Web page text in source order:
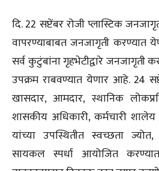
दि. 22 सप्टेंबर रोजी प्लास्टिक
वापरण्याबाबत जनजागृती करण्यात
सर्व कुटुंबांना गृहभेटीद्वारे
उपक्रम राबवण्यात येणार आहे. 24
खासदार, आमदार, स्थानिक
शासकीय अधिकारी, कर्मचारी शालेय व
यांच्या उपस्थितीत स्वच्छता
सायकल स्पर्धा आयोजित